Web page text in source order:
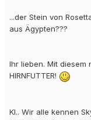
...der Stein von
aus Ägypten???
Ihr lieben. Mit
HIRNFUTTER!
KI.. Wir alle kennen